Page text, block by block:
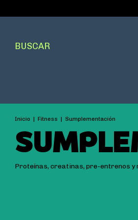
BUSCAR
Inicio | Fitness | Sumplementación
Proteínas, creatinas, pre-entrenos y